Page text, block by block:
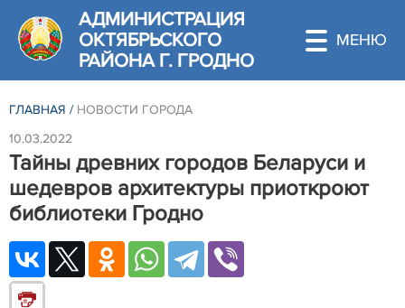
АДМИНИСТРАЦИЯ
ОКТЯБРЬСКОГО
РАЙОНА Г. ГРОДНО
ГЛАВНАЯ / НОВОСТИ ГОРОДА
10.03.2022
Тайны древних городов Беларуси и
шедевров архитектуры приоткроют
библиотеки Гродно